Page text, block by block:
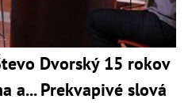
Dvorský 15 rokov
a... Prekvapivé slová